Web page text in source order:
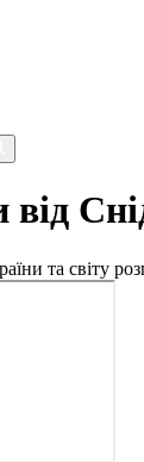
від
та світу